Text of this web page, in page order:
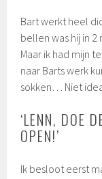
Bart werkt heel
bellen was hij in
Maar ik had mijn
naar Barts werk
sokken… Niet
‘LENN, DOE
OPEN!’
Ik besloot eerst